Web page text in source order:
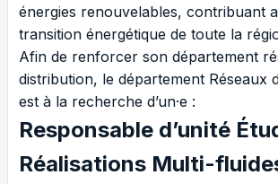
énergies renouvelables, contribuant
transition énergétique de toute la
Afin de renforcer son département
distribution, le département Réseaux
est à la recherche d’un·e :
Responsable d’unité
Réalisations Multi-